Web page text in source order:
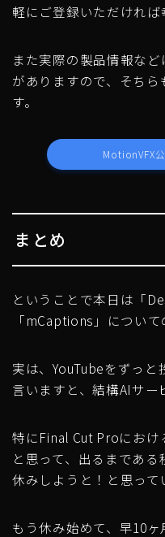
軽にご登録いただければ
また実際の製品情報な
がありますので、そち
す。
MotionVFX
まとめ
ということで本日は「
「mCaptions」について
実は、YouTubeをずっ
言いますと、結構AIサー
特にFinal Cut Proにおけ
と思って、出るまであ
休みしようと！と思って
もう休み始めて、早10